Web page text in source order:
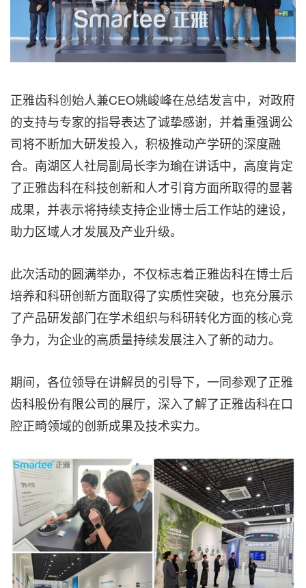
正雅齿科创始人兼CEO姚峻峰在总结发言中，对政府
的支持与专家的指导表达了诚挚感谢，并着重强调公
司将不断加大研发投入，积极推动产学研的深度融
合。南湖区人社局副局长李为瑜在讲话中，高度肯定
了正雅齿科在科技创新和人才引育方面所取得的显著
成果，并表示将持续支持企业博士后工作站的建设，
助力区域人才发展及产业升级。
此次活动的圆满举办，不仅标志着正雅齿科在博士后
培养和科研创新方面取得了实质性突破，也充分展示
了产品研发部门在学术组织与科研转化方面的核心竞
争力，为企业的高质量持续发展注入了新的动力。
期间，各位领导在讲解员的引导下，一同参观了正雅
齿科股份有限公司的展厅，深入了解了正雅齿科在口
腔正畸领域的创新成果及技术实力。